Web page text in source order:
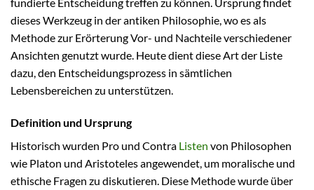
dieses Werkzeug in der antiken Philosophie, wo es als
Methode zur Erörterung Vor- und Nachteile verschiedener
Ansichten genutzt wurde. Heute dient diese Art der Liste
dazu, den Entscheidungsprozess in sämtlichen
Lebensbereichen zu unterstützen.
Definition und Ursprung
Historisch wurden Pro und Contra Listen von Philosophen
wie Platon und Aristoteles angewendet, um moralische und
ethische Fragen zu diskutieren. Diese Methode wurde über